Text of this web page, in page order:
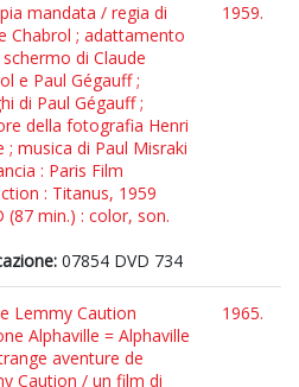
mandata / regia di
Chabrol ; adattamento
di Claude
e Paul Gégauff ;
di Paul Gégauff ;
della fotografia Henri
; musica di Paul Misraki
: Paris Film
: Titanus, 1959
(87 min.) : color, son.
07854 DVD 734
1959.
Lemmy Caution
Alphaville = Alphaville
aventure de
Caution / un film di
1965.